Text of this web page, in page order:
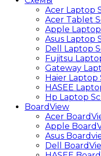
Acer Laptop
Acer Tablet
Apple
Asus Laptop
Dell Laptop
Fujitsu
Gateway
Haier Laptop
HASEE
Hp Laptop
BoardView
Acer
Apple
Asus
Dell